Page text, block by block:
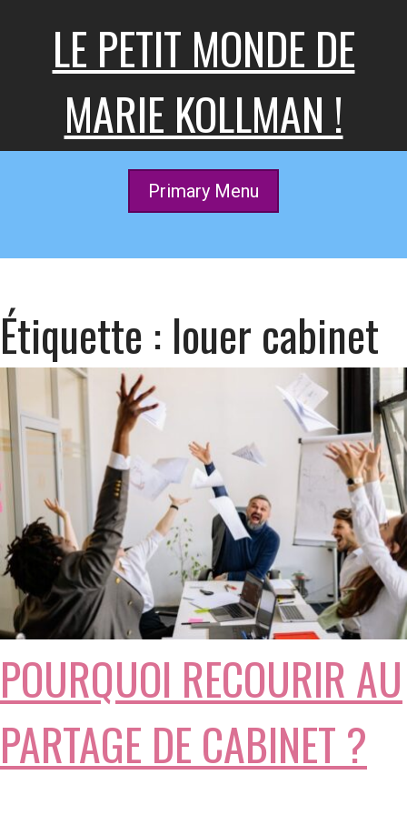
LE PETIT MONDE DE
MARIE KOLLMAN !
Primary Menu
Étiquette : louer cabinet
POURQUOI RECOURIR AU
PARTAGE DE CABINET ?